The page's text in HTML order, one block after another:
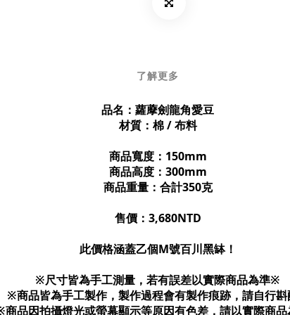
了解更多
品名：蘿藦劍龍角愛豆
材質：棉 / 布料
商品寬度：150mm
商品高度：300mm
商品重量：合計350克
售價：3,680NTD
此價格涵蓋乙個M號百川黑缽！
※尺寸皆為手工測量，若有誤差以實際商品為準※
※商品皆為手工製作，製作過程會有製作痕跡，請自行
品因拍攝燈光或螢幕顯示等原因有色差，請以實際商